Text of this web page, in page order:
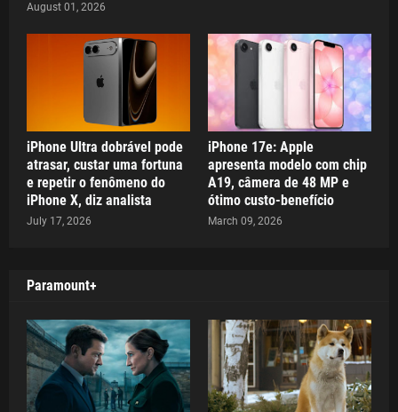
August 01, 2026
iPhone Ultra dobrável pode
atrasar, custar uma fortuna
e repetir o fenômeno do
iPhone X, diz analista
July 17, 2026
iPhone 17e: Apple
apresenta modelo com chip
A19, câmera de 48 MP e
ótimo custo-benefício
March 09, 2026
Paramount+